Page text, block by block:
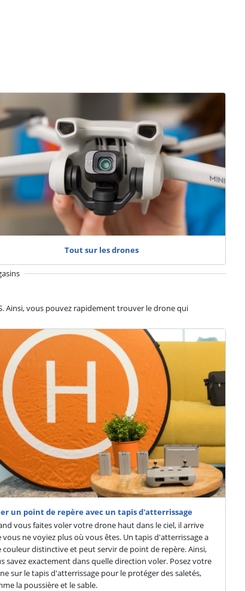
Tout sur les drones
Ainsi, vous pouvez rapidement trouver le drone qui
un point de repère avec un tapis d'atterrissage
vous faites voler votre drone haut dans le ciel, il arrive
vous ne voyiez plus où vous êtes. Un tapis d'atterrissage a
couleur distinctive et peut servir de point de repère. Ainsi,
savez exactement dans quelle direction voler. Posez votre
sur le tapis d'atterrissage pour le protéger des saletés,
la poussière et le sable.